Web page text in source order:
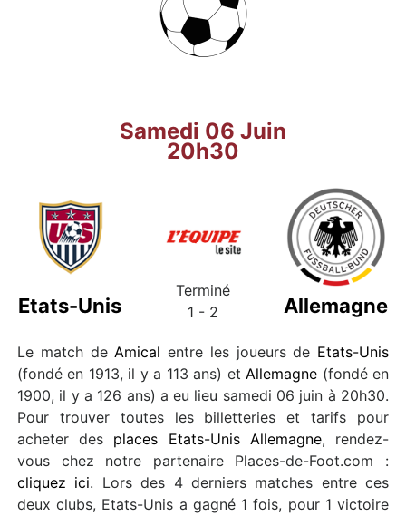
Samedi 06 Juin
20h30
Etats-Unis
Terminé
1 - 2
Allemagne
Le match deAmical entre les joueurs de Etats-Unis
(fondé en 1913, il y a 113 ans) etAllemagne (fondé en
1900, il y a 126 ans) a eu lieu samedi 06 juin à 20h30.
Pour trouver toutes les billetteries et tarifs pour
acheter des places Etats-Unis Allemagne, rendez-
vous chez notre partenaire Places-de-Foot.com :
cliquez ici. Lors des 4 derniers matches entre ces
deux clubs, Etats-Unis a gagné 1 fois, pour 1 victoire